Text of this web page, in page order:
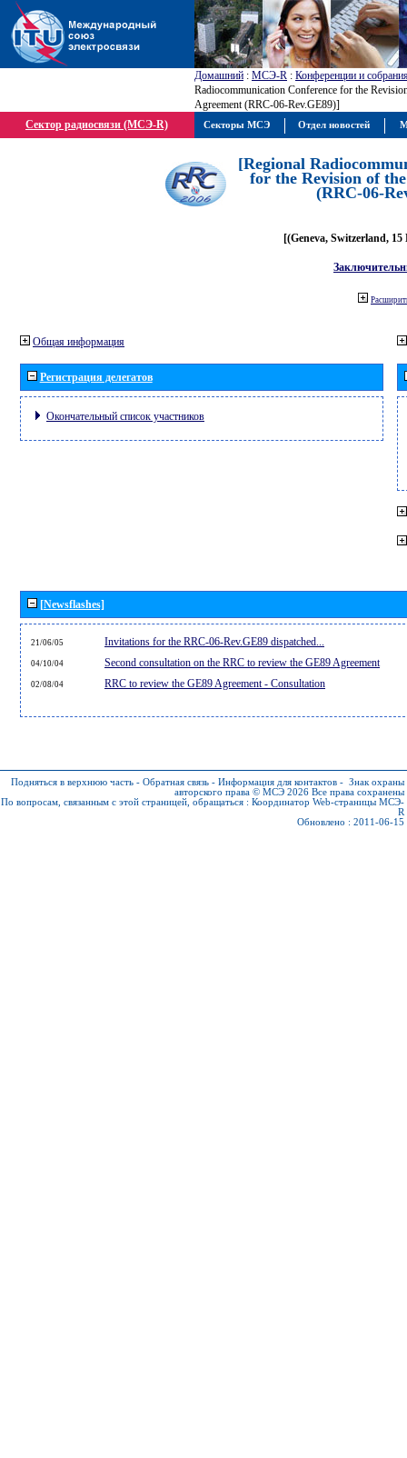
Домашний : МСЭ-R : Конференции и
Radiocommunication Conference for the
Agreement (RRC-06-Rev.GE89)]
Сектор радиосвязи (МСЭ-R)
[Regional
for the Revision of
(RRC-06-
[(Geneva, Switzerland, 15
Общая информация
Регистрация делегатов
Окончательный список участников
[Newsflashes]
21/06/05 Invitations for the RRC-06-Rev.GE89 dispatched...
04/10/04 Second consultation on the RRC to review the GE89 Agreement
02/08/04 RRC to review the GE89 Agreement - Consultation
Подняться в верхнюю часть - Обратная связь - Информация для контактов - Знак охраны
авторского права © МСЭ 2026 Все права сохранены
По вопросам, связанным с этой страницей, обращаться : Координатор Web-страницы МСЭ-
R
Обновлено : 2011-06-15
Секторы МСЭ Отдел новостей